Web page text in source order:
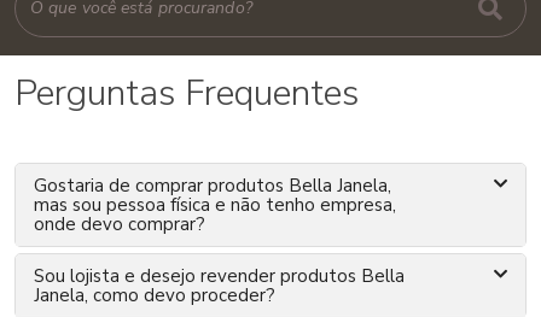
Perguntas Frequentes
Gostaria de comprar produtos Bella Janela,
mas sou pessoa física e não tenho empresa,
onde devo comprar?
Sou lojista e desejo revender produtos Bella
Janela, como devo proceder?